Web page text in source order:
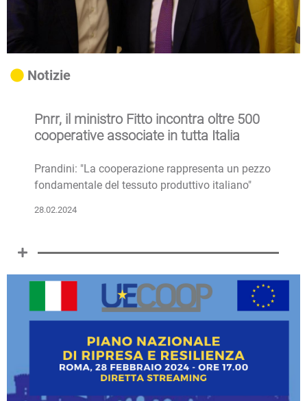
Notizie
Pnrr, il ministro Fitto incontra oltre 500
cooperative associate in tutta Italia
Prandini: "La cooperazione rappresenta un pezzo
fondamentale del tessuto produttivo italiano"
28.02.2024